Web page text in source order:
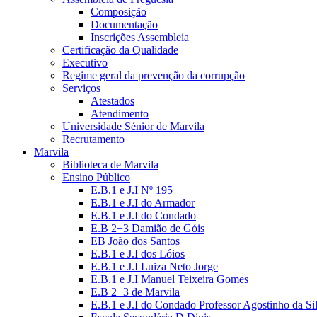
Composição
Documentação
Inscrições Assembleia
Certificação da Qualidade
Executivo
Regime geral da prevenção da corrupção
Serviços
Atestados
Atendimento
Universidade Sénior de Marvila
Recrutamento
Marvila
Biblioteca de Marvila
Ensino Público
E.B.1 e J.I Nº 195
E.B.1 e J.I do Armador
E.B.1 e J.I do Condado
E.B 2+3 Damião de Góis
EB João dos Santos
E.B.1 e J.I dos Lóios
E.B.1 e J.I Luiza Neto Jorge
E.B.1 e J.I Manuel Teixeira Gomes
E.B 2+3 de Marvila
E.B.1 e J.I do Condado Professor Agostinho da